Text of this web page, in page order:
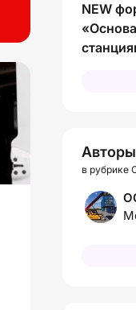
NEW
Авторы
в рубрике